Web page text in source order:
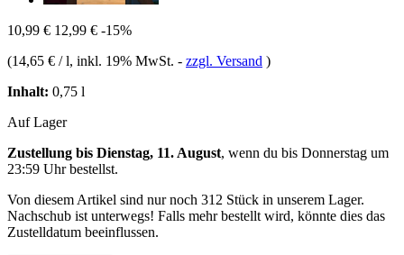
10,99 € 12,99 € -15%
(14,65 € / l, inkl. 19% MwSt. - zzgl. Versand )
Inhalt: 0,75 l
Auf Lager
Zustellung bis Dienstag, 11. August, wenn du bis Donnerstag um
23:59 Uhrbestellst.
Von diesem Artikel sind nur noch 312 Stück in unserem Lager.
Nachschub ist unterwegs! Falls mehr bestellt wird, könnte dies das
Zustelldatum beeinflussen.